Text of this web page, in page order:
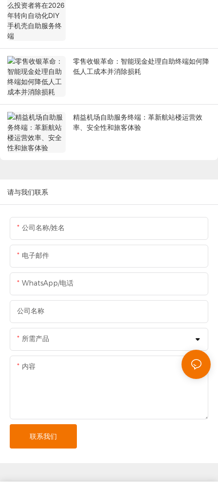
零售收银革命：智能现金处理自助终端如何降
低人工成本并消除损耗
精益机场自助服务终端：革新航站楼运营效
率、安全性和旅客体验
请与我们联系
公司名称/姓名
电子邮件
WhatsApp/电话
公司名称
所需产品
内容
联系我们